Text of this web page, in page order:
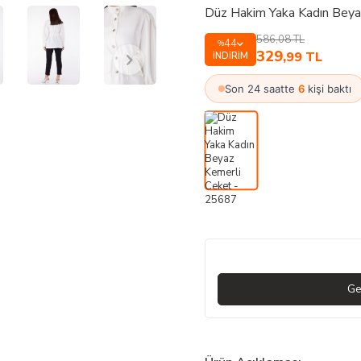
Düz Hakim Yaka Kadın
%44
İNDIRIM
586,08TL
329,99 TL
Son 24 saatte 6 kişi baktı